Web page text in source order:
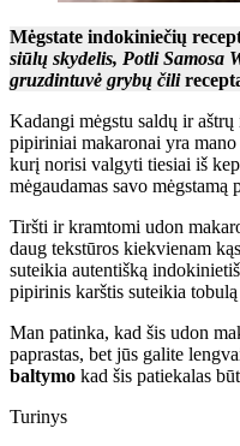
Mėgstate indokiniečių
siūlų skydelis, Potli Samosa
gruzdintuvė grybų čili
Kadangi mėgstu saldų ir
pipiriniai makaronai yra mano
kurį norisi valgyti tiesiai iš
mėgaudamas savo mėgstamą
Tiršti ir kramtomi udon
daug tekstūros kiekvienam
suteikia autentišką
pipirinis karštis suteikia
Man patinka, kad šis udon
paprastas, bet jūs galite
baltymo kad šis patiekalas
Turinys